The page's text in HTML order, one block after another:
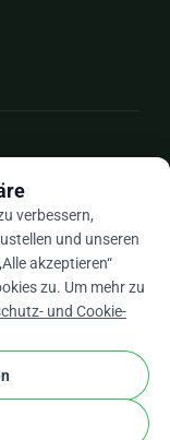
Cookies
verbessern,
und unseren
akzeptieren“
zu. Um mehr zu
und Cookie-